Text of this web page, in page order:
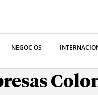
NEGOCIOS